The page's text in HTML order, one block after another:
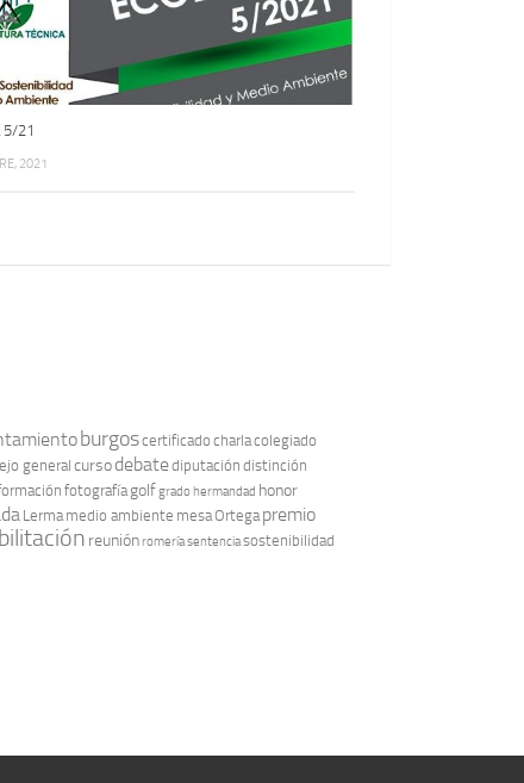
5/21
2021
burgoscertificado charlacolegiado
general cursodebatediputación distinción
fotografía golfgrado hermandad honor
Lerma medio ambiente mesaOrtega premio
reuniónromeríasentenciasostenibilidad